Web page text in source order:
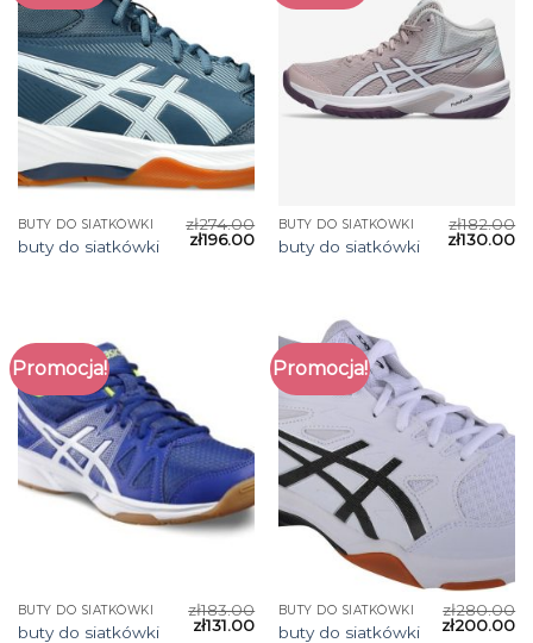
BUTY DO SIATKÓWKI
buty do siatkówki
zł274.00
zł196.00
BUTY DO SIATKÓWKI
buty do siatkówki
zł182.00
zł130.00
Promocja!
BUTY DO SIATKÓWKI
buty do siatkówki
zł183.00
zł131.00
Promocja!
BUTY DO SIATKÓWKI
buty do siatkówki
zł280.00
zł200.00